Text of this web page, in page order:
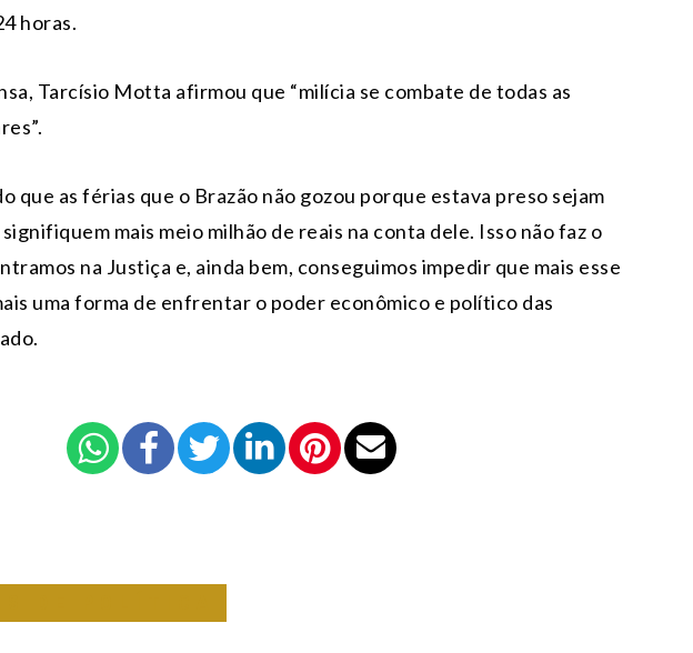
horas.
Tarcísio Motta afirmou que “milícia se combate de todas as
que as férias que o Brazão não gozou porque estava preso sejam
mais meio milhão de reais na conta dele. Isso não faz o
na Justiça e, ainda bem, conseguimos impedir que mais esse
uma forma de enfrentar o poder econômico e político das